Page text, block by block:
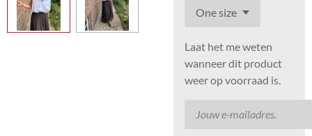
Laat het me weten
wanneer dit product
weer op voorraad is.